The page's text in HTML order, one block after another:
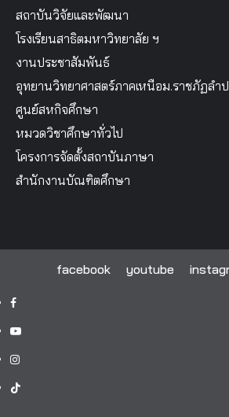
สถาบันวิจัยและพัฒนา
โรงเรียนสาธิตมหาวิทยาลัย ฯ
งานประชาสัมพันธ์
อุทยานวิทยาศาสตร์ภาคเหนือม.ราชภัฏลำ
ศูนย์สหกิจศึกษา
หมวดวิชาศึกษาทั่วไป
โครงการจัดตั้งสถาบันภาษา
สำนักงานบัณฑิตศึกษา
facebook youtube
facebook
youtube
instagram
tiktok